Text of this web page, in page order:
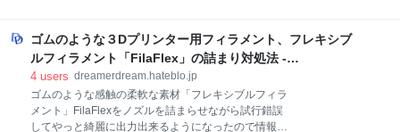
モデルとして取り込む機能としてはイマイチだと感じ
ました。 そこで調べてみると、3Dスキャナを手に入
れる方法としてなんと「自作」という手段もあること
が判明しました。 PCのソフトウェアでこんなのがあ
ります。いいなー、コレ！ 現在リンク切れのようです
カメラとラインレーザーだけでモデルを取得出来る優
ゴムのような３Dプリンター用フィラメント、フレキシブ
ルフィラメント「FilaFlex」の詰まり対処法 -
DreamerDreamのブログ
4 users dreamerdream.hateblo.jp
ゴムのような感触の柔軟な素材「フレキシブルフィラ
メント」FilaFlexをノズルを詰まらせながら試行錯誤
してやっと綺麗に出力出来るようになったので情報を